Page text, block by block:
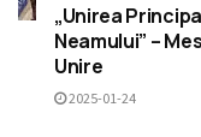
„Unirea
Neamului” –
Unire
2025-01-24